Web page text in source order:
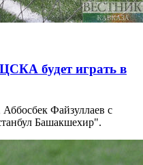
будет играть в
Файзуллаев с
Башакшехир".